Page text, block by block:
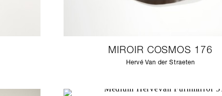
MIROIR COSMOS 176
Hervé Van der Straeten